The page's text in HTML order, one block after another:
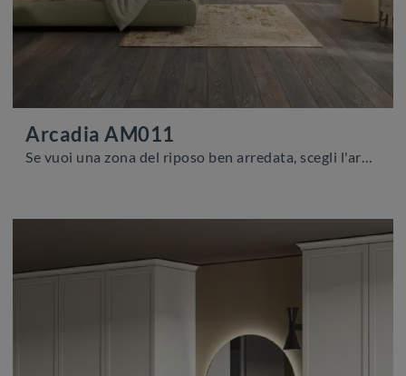
Arcadia AM011
Se vuoi una zona del riposo ben arredata, scegli l'armadio Arcadia AM011 con ante scorrevoli di Colombini Casa!